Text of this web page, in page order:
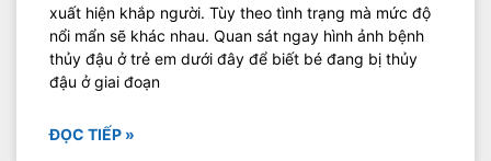
xuất hiện khắp người. Tùy theo tình trạng mà mức độ
nổi mẩn sẽ khác nhau. Quan sát ngay hình ảnh bệnh
thủy đậu ở trẻ em dưới đây để biết bé đang bị thủy
đậu ở giai đoạn
ĐỌC TIẾP »